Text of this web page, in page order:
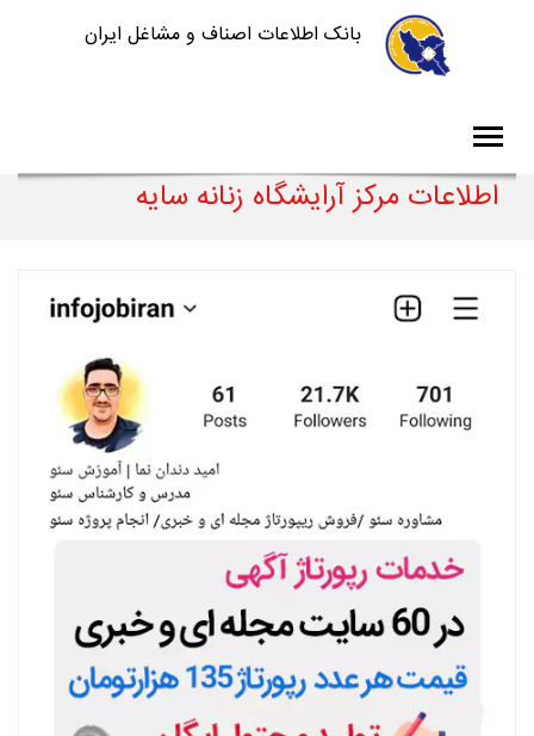
بانک اطلاعات اصناف و مشاغل ایران
اطلاعات مرکز آرایشگاه زنانه سایه